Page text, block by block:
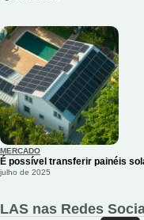
MERCADO
É possível transferir painéis
julho de 2025
LAS nas Redes